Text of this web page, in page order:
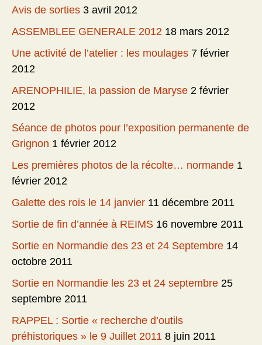
Avis de sorties 3 avril 2012
ASSEMBLEE GENERALE 2012 18 mars 2012
Une activité de l’atelier : les moulages 7 février
2012
ARENOPHILIE, la passion de Maryse 2 février
2012
Séance de photos pour l’exposition permanente de
Grignon 1 février 2012
Les premières photos de la récolte… normande 1
février 2012
Galette des rois le 14 janvier 11 décembre 2011
Sortie de fin d’année à REIMS 16 novembre 2011
Sortie en Normandie des 23 et 24 Septembre 14
octobre 2011
Sortie en Normandie les 23 et 24 septembre 25
septembre 2011
RAPPEL : Sortie « recherche d’outils
préhistoriques » le 9 Juillet 2011 8 juin 2011